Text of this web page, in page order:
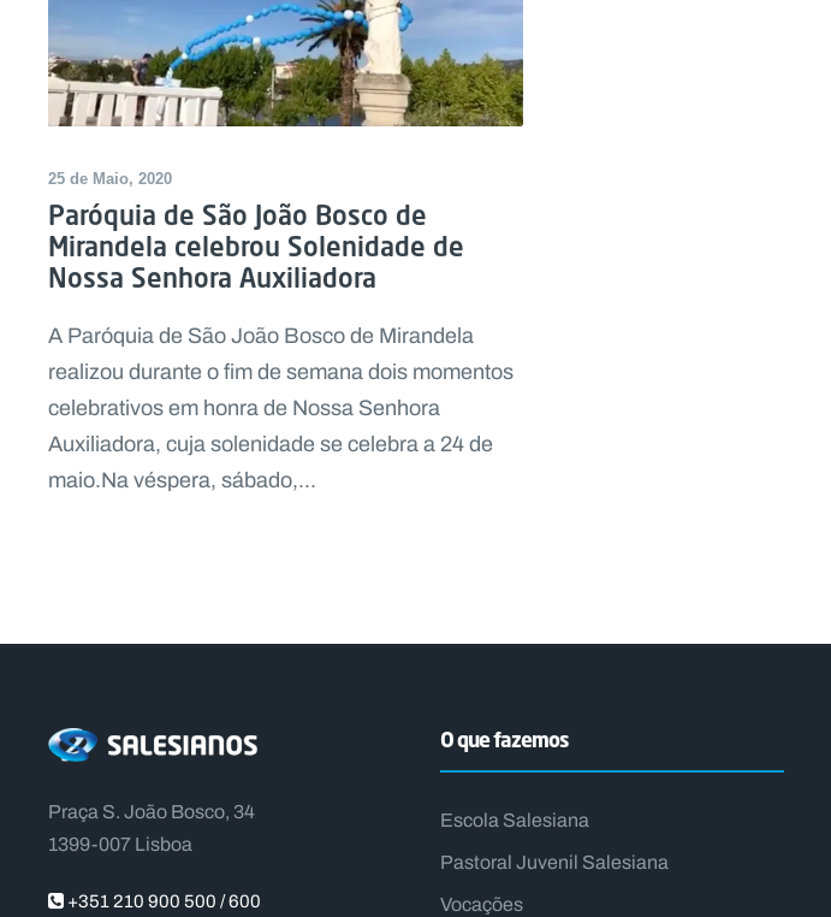
25 de Maio, 2020
Paróquia de São João Bosco de
Mirandela celebrou Solenidade de
Nossa Senhora Auxiliadora
A Paróquia de São João Bosco de Mirandela
realizou durante o fim de semana dois momentos
celebrativos em honra de Nossa Senhora
Auxiliadora, cuja solenidade se celebra a 24 de
maio.Na véspera, sábado,...
Praça S. João Bosco, 34
1399-007 Lisboa
+351 210 900 500 / 600
O que fazemos
Escola Salesiana
Pastoral Juvenil Salesiana
Vocações